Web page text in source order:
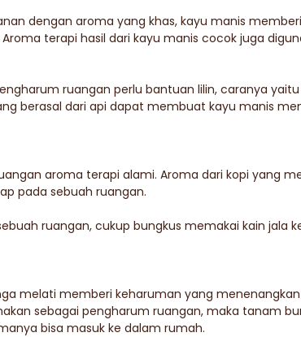
dengan aroma yang khas, kayu manis
terapi hasil dari kayu manis cocok juga
ruangan perlu bantuan lilin, caranya
berasal dari api dapat membuat kayu manis
aroma terapi alami. Aroma dari kopi yang
pada sebuah ruangan.
ruangan, cukup bungkus memakai kain jala
melati memberi keharuman yang
sebagai pengharum ruangan, maka tanam
bisa masuk ke dalam rumah.